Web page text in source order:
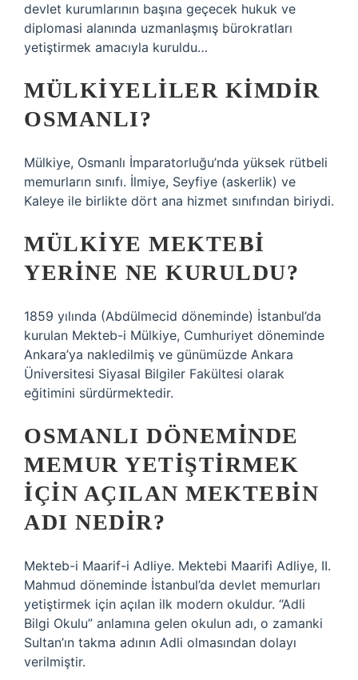
devlet kurumlarının başına geçecek hukuk ve
diplomasi alanında uzmanlaşmış bürokratları
yetiştirmek amacıyla kuruldu…
MÜLKIYELILER KIMDIR
OSMANLI?
Mülkiye, Osmanlı İmparatorluğu’nda yüksek rütbeli
memurların sınıfı. İlmiye, Seyfiye (askerlik) ve
Kaleye ile birlikte dört ana hizmet sınıfından biriydi.
MÜLKIYE MEKTEBI
YERINE NE KURULDU?
1859 yılında (Abdülmecid döneminde) İstanbul’da
kurulan Mekteb-i Mülkiye, Cumhuriyet döneminde
Ankara’ya nakledilmiş ve günümüzde Ankara
Üniversitesi Siyasal Bilgiler Fakültesi olarak
eğitimini sürdürmektedir.
OSMANLI DÖNEMINDE
MEMUR YETIŞTIRMEK
IÇIN AÇILAN MEKTEBIN
ADI NEDIR?
Mekteb-i Maarif-i Adliye. Mektebi Maarifi Adliye, II.
Mahmud döneminde İstanbul’da devlet memurları
yetiştirmek için açılan ilk modern okuldur. “Adli
Bilgi Okulu” anlamına gelen okulun adı, o zamanki
Sultan’ın takma adının Adli olmasından dolayı
verilmiştir.